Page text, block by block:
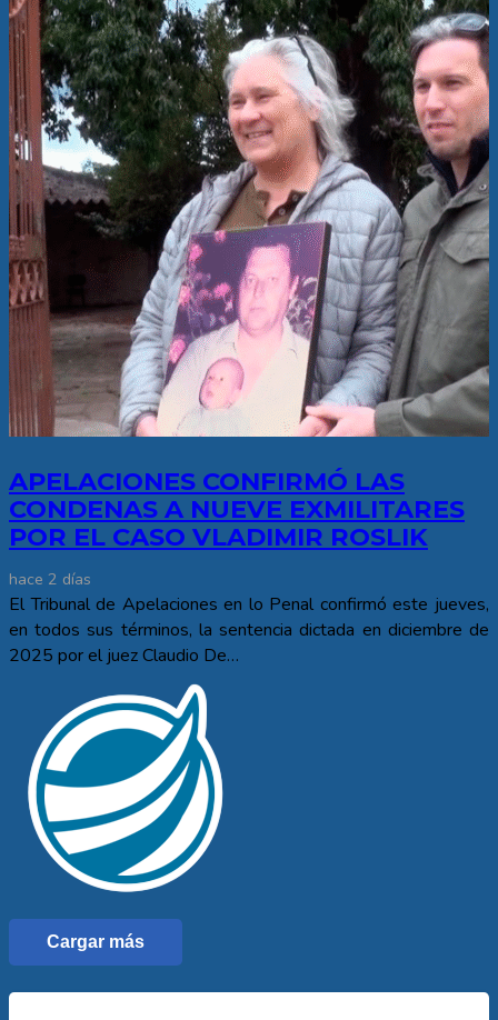
APELACIONES CONFIRMÓ LAS
CONDENAS A NUEVE EXMILITARES
POR EL CASO VLADIMIR ROSLIK
hace 2 días
El Tribunal de Apelaciones en lo Penal confirmó este jueves,
en todos sus términos, la sentencia dictada en diciembre de
2025 por el juez Claudio De…
Cargar más